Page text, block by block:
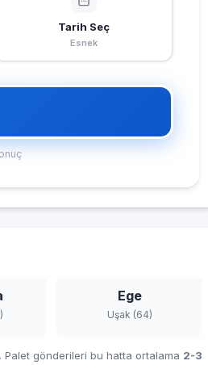
Tarih Seç
Esnek
Ege
Uşak (64)
gönderileri bu hatta ortalama 2-3